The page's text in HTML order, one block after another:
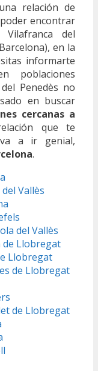
relación de
encontrar
Vilafranca del
en la
informarte
poblaciones
Penedès no
en buscar
cercanas a
que te
a ir genial,
.
Vallès
del Vallès
Llobregat
Llobregat
de Llobregat
de Llobregat